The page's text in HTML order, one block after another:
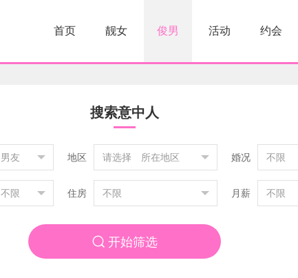
首页 靓女 俊男 活动 约会
搜索意中人
男友 地区 请选择 所在地区 婚况 不限
不限 住房 不限 月薪 不限
 开始筛选